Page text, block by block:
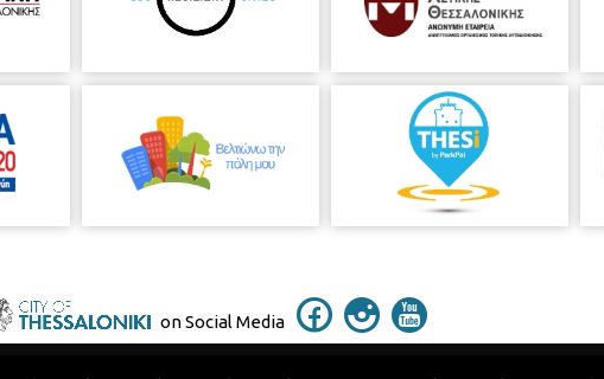
on Social Media